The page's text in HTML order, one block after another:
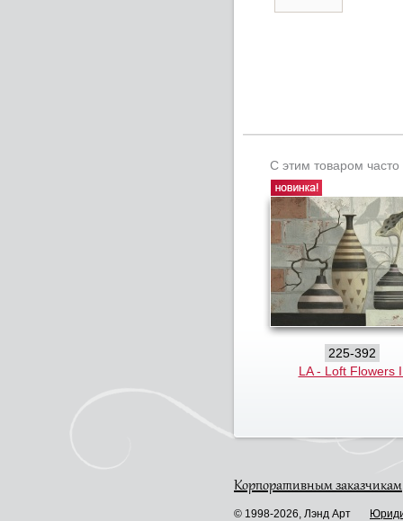
С этим товаром часто
225-392
LA - Loft Flowers
Корпоративным заказчикам
© 1998-2026, Лэнд Арт